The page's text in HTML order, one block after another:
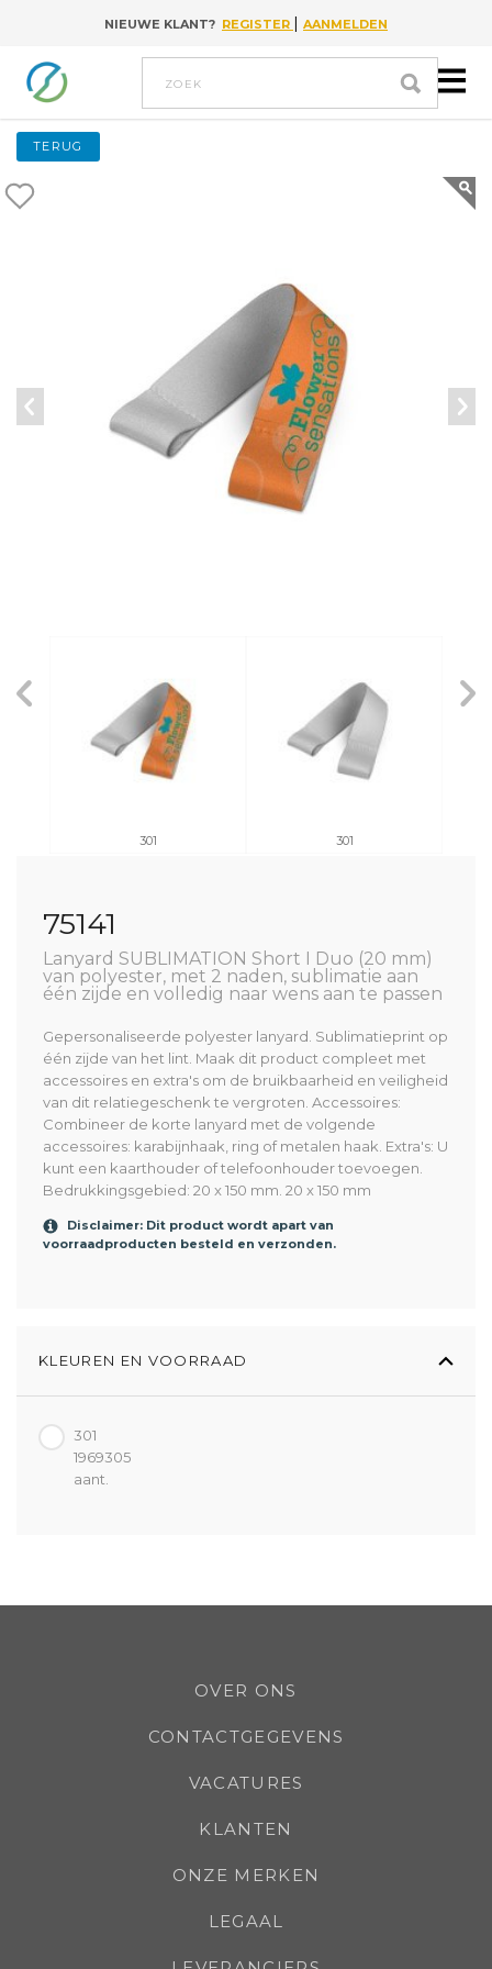
Go to contentNIEUWE KLANT? REGISTER | AANMELDEN
Zoek
TERUG
301 301
75141
Lanyard SUBLIMATION Short I Duo (20 mm)
van polyester, met 2 naden, sublimatie aan
één zijde en volledig naar wens aan te passen
Gepersonaliseerde polyester lanyard. Sublimatieprint op
één zijde van het lint. Maak dit product compleet met
accessoires en extra's om de bruikbaarheid en veiligheid
van dit relatiegeschenk te vergroten. Accessoires:
Combineer de korte lanyard met de volgende
accessoires: karabijnhaak, ring of metalen haak. Extra's: U
kunt een kaarthouder of telefoonhouder toevoegen.
Bedrukkingsgebied: 20 x 150 mm. 20 x 150 mm
Disclaimer: Dit product wordt apart van
voorraadproducten besteld en verzonden.
KLEUREN EN VOORRAAD
301
1969305
aant.
OVER ONS
CONTACTGEGEVENS
VACATURES
KLANTEN
ONZE MERKEN
LEGAAL